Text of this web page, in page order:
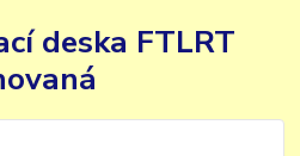
deska FTLRT